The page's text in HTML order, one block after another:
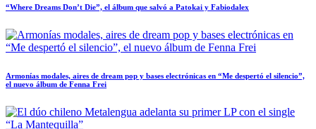
“Where Dreams Don’t Die”, el álbum que salvó a Patokai y Fabiodalex
Armonías modales, aires de dream pop y bases electrónicas en “Me despertó el silencio”,
el nuevo álbum de Fenna Frei